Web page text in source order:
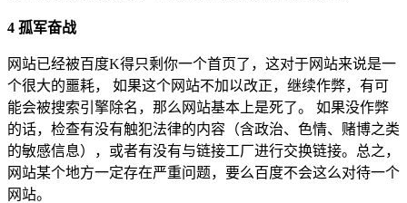
4 孤军奋战
网站已经被百度K得只剩你一个首页了，这对于网站来说是一
个很大的噩耗， 如果这个网站不加以改正，继续作弊，有可
能会被搜索引擎除名，那么网站基本上是死了。 如果没作弊
的话，检查有没有触犯法律的内容（含政治、色情、赌博之类
的敏感信息），或者有没有与链接工厂进行交换链接。总之，
网站某个地方一定存在严重问题，要么百度不会这么对待一个
网站。